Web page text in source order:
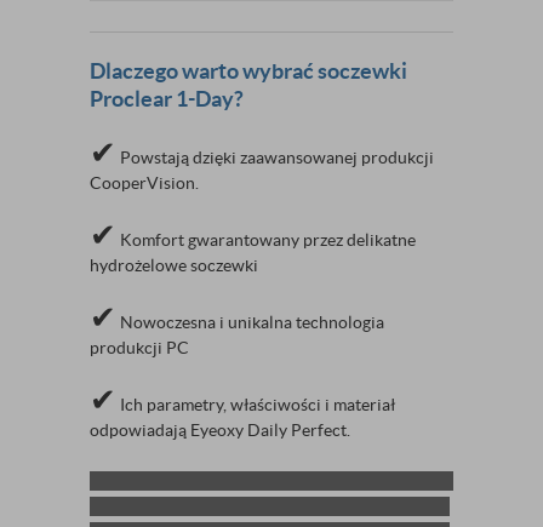
Dlaczego warto wybrać soczewki
Proclear 1-Day?
✔ Powstają dzięki zaawansowanej produkcji
CooperVision.
✔ Komfort gwarantowany przez delikatne
hydrożelowe soczewki
✔ Nowoczesna i unikalna technologia
produkcji PC
✔ Ich parametry, właściwości i materiał
odpowiadają Eyeoxy Daily Perfect.